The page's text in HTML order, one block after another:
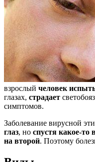
взрослый человек
глазах, страдает
симптомов.
Заболевание вирусной
глаз, но спустя какое-
на второй. Поэтому